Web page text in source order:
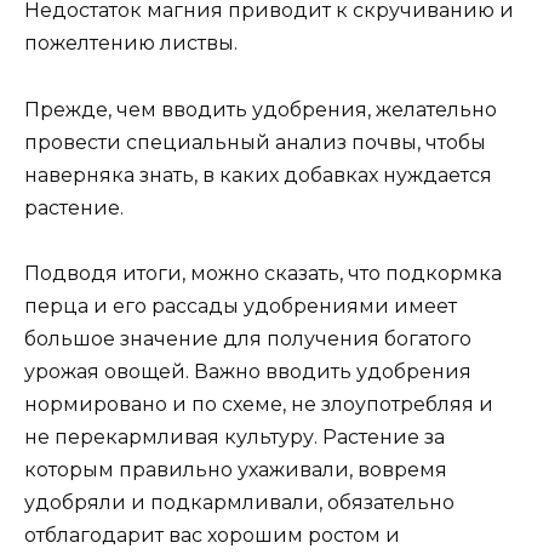
Недостаток магния приводит к скручиванию и
пожелтению листвы.
Прежде, чем вводить удобрения, желательно
провести специальный анализ почвы, чтобы
наверняка знать, в каких добавках нуждается
растение.
Подводя итоги, можно сказать, что подкормка
перца и его рассады удобрениями имеет
большое значение для получения богатого
урожая овощей. Важно вводить удобрения
нормировано и по схеме, не злоупотребляя и
не перекармливая культуру. Растение за
которым правильно ухаживали, вовремя
удобряли и подкармливали, обязательно
отблагодарит вас хорошим ростом и